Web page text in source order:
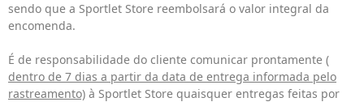
sendo que a Sportlet Store reembolsará o valor integral da
encomenda.
É de responsabilidade do cliente comunicar prontamente (
dentro de 7 dias a partir da data de entrega informada pelo
rastreamento) à Sportlet Store quaisquer entregas feitas por